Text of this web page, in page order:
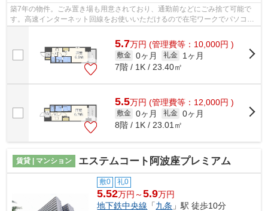
築7年の物件。ごみ置き場も用意されており、通勤前などにごみ捨て可能で
す。高速インターネット回線をお使いいただけるので在宅ワークでパソコン
5.7万円 (管理費等：10,000円 )
敷金 0ヶ月 礼金
1ヶ月
7階 / 1K / 23.40㎡
5.5万円 (管理費等：12,000円 )
敷金 0ヶ月 礼金 0ヶ月
8階 / 1K / 23.01㎡
賃貸 | マンション エステムコート阿波座プレミアム
敷0 礼0
5.52万円～5.9万円
地下鉄中央線 「九条 」駅 徒歩10分